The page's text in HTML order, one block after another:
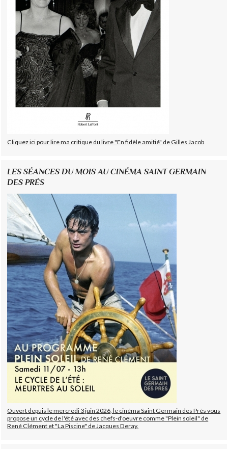
Cliquez ici pour lire ma critique du livre "En fidèle amitié" de Gilles Jacob
LES SÉANCES DU MOIS AU CINÉMA SAINT GERMAIN
DES PRÉS
Ouvert depuis le mercredi 3 juin 2026, le cinéma Saint Germain des Prés vous
propose un cycle de l'été avec des chefs-d'oeuvre comme "Plein soleil" de
René Clément et "La Piscine" de Jacques Deray.